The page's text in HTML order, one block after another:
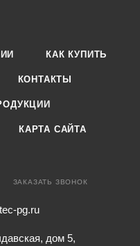
КАК КУПИТЬ
КОНТАКТЫ
КАРТА САЙТА
ЗАКАЗАТЬ ЗВОНОК
pg.ru
дом 5,